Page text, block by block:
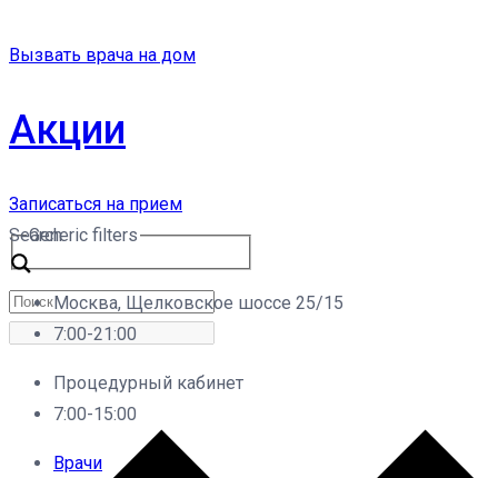
Вызвать врача на дом
Акции
Записаться на прием
Search
Generic filters
Москва, Щелковское шоссе 25/15
7:00-21:00
Процедурный кабинет
7:00-15:00
Врачи